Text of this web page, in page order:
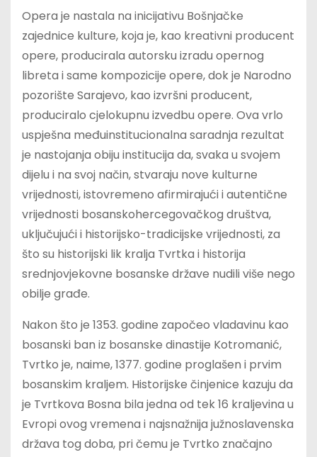
Opera je nastala na inicijativu Bošnjačke
zajednice kulture, koja je, kao kreativni producent
opere, producirala autorsku izradu opernog
libreta i same kompozicije opere, dok je Narodno
pozorište Sarajevo, kao izvršni producent,
produciralo cjelokupnu izvedbu opere. Ova vrlo
uspješna međuinstitucionalna saradnja rezultat
je nastojanja obiju institucija da, svaka u svojem
dijelu i na svoj način, stvaraju nove kulturne
vrijednosti, istovremeno afirmirajući i autentične
vrijednosti bosanskohercegovačkog društva,
uključujući i historijsko-tradicijske vrijednosti, za
što su historijski lik kralja Tvrtka i historija
srednjovjekovne bosanske države nudili više nego
obilje građe.
Nakon što je 1353. godine započeo vladavinu kao
bosanski ban iz bosanske dinastije Kotromanić,
Tvrtko je, naime, 1377. godine proglašen i prvim
bosanskim kraljem. Historijske činjenice kazuju da
je Tvrtkova Bosna bila jedna od tek 16 kraljevina u
Evropi ovog vremena i najsnažnija južnoslavenska
država tog doba, pri čemu je Tvrtko značajno